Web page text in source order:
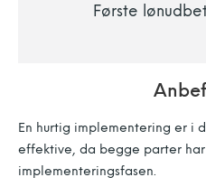
Første
En hurtig implementering er i
effektive, da begge parter har
implementeringsfasen.